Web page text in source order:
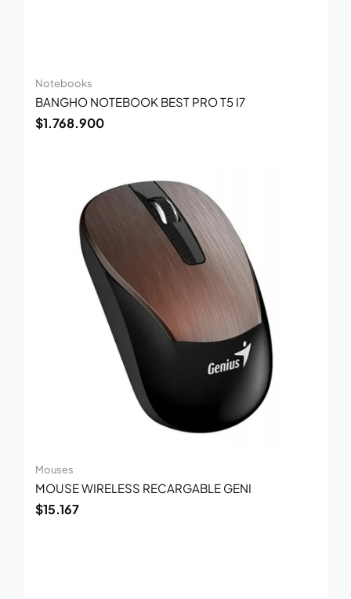
Notebooks
BANGHO NOTEBOOK BEST PRO T5 I7
$1.768.900
Mouses
MOUSE WIRELESS RECARGABLE GENI
$15.167